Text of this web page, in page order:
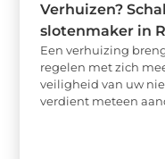
Verhuizen?
slotenmaker in
Een verhuizing
regelen met zich
veiligheid van uw
verdient meteen